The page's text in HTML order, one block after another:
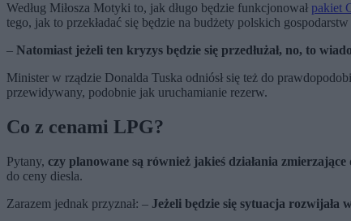
Według Miłosza Motyki to, jak długo będzie funkcjonował pakiet
tego, jak to przekładać się będzie na budżety polskich
– Natomiast jeżeli ten kryzys będzie się przedłużał, no, to
Minister w rządzie Donalda Tuska odniósł się też do
przewidywany, podobnie jak uruchamianie rezerw.
Co z cenami LPG?
Pytany, czy planowane są również jakieś działania
do ceny diesla.
Zarazem jednak przyznał: – Jeżeli będzie się sytuacja